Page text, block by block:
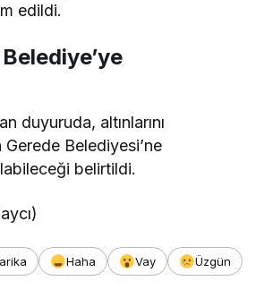
edildi.
duyuruda, altınlarını
Belediyesi’ne
belirtildi.
Haha Vay
Üzgün